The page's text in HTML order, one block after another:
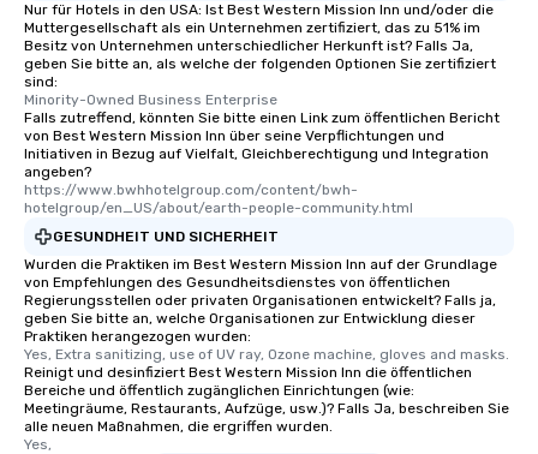
Nur für Hotels in den USA: Ist Best Western Mission Inn und/oder die
Muttergesellschaft als ein Unternehmen zertifiziert, das zu 51% im
Besitz von Unternehmen unterschiedlicher Herkunft ist? Falls Ja,
geben Sie bitte an, als welche der folgenden Optionen Sie zertifiziert
sind:
Minority-Owned Business Enterprise
Falls zutreffend, könnten Sie bitte einen Link zum öffentlichen Bericht
von Best Western Mission Inn über seine Verpflichtungen und
Initiativen in Bezug auf Vielfalt, Gleichberechtigung und Integration
angeben?
https://www.bwhhotelgroup.com/content/bwh-
hotelgroup/en_US/about/earth-people-community.html
GESUNDHEIT UND SICHERHEIT
Wurden die Praktiken im Best Western Mission Inn auf der Grundlage
von Empfehlungen des Gesundheitsdienstes von öffentlichen
Regierungsstellen oder privaten Organisationen entwickelt? Falls ja,
geben Sie bitte an, welche Organisationen zur Entwicklung dieser
Praktiken herangezogen wurden:
Yes, Extra sanitizing, use of UV ray, Ozone machine, gloves and masks.
Reinigt und desinfiziert Best Western Mission Inn die öffentlichen
Bereiche und öffentlich zugänglichen Einrichtungen (wie:
Meetingräume, Restaurants, Aufzüge, usw.)? Falls Ja, beschreiben Sie
alle neuen Maßnahmen, die ergriffen wurden.
Yes,